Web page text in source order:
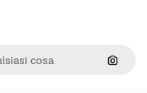
Cerca